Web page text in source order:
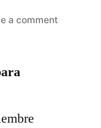
a commenton